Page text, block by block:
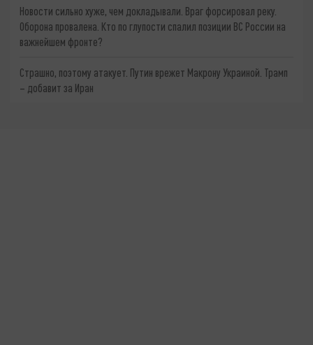
Новости сильно хуже, чем докладывали. Враг форсировал реку.
Оборона провалена. Кто по глупости спалил позиции ВС России на
важнейшем фронте?
Страшно, поэтому атакует. Путин врежет Макрону Украиной. Трамп
– добавит за Иран